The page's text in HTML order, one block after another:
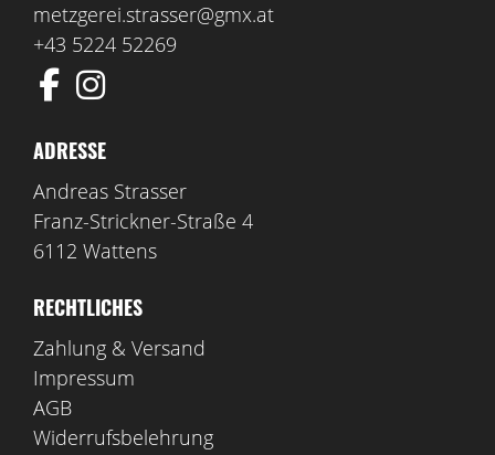
metzgerei.strasser@gmx.at
+43 5224 52269
ADRESSE
Andreas Strasser
Franz-Strickner-Straße 4
6112 Wattens
RECHTLICHES
Zahlung & Versand
Impressum
AGB
Widerrufsbelehrung